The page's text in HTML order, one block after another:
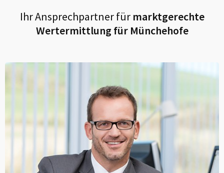
Ihr Ansprechpartner fürmarktgerechte
Wertermittlung für Münchehofe